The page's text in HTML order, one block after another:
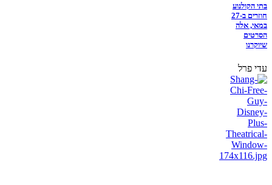
בתי הקולנוע
חוזרים ב-27
במאי, אלה
הסרטים
שיוקרנו
עדי פרל